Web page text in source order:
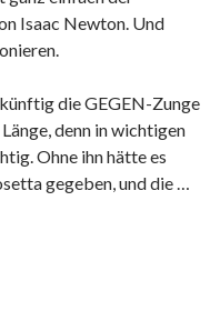
Isaac Newton. Und
die GEGEN-Zunge
denn in wichtigen
Ohne ihn hätte es
gegeben, und die …